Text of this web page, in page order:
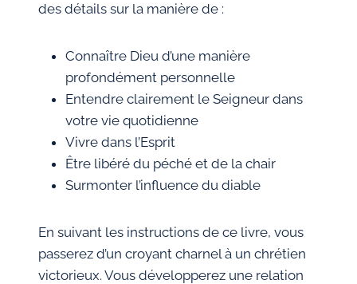
des détails sur la manière de :
Connaître Dieu d’une manière
profondément personnelle
Entendre clairement le Seigneur dans
votre vie quotidienne
Vivre dans l’Esprit
Être libéré du péché et de la chair
Surmonter l’influence du diable
En suivant les instructions de ce livre, vous
passerez d’un croyant charnel à un chrétien
victorieux. Vous développerez une relation